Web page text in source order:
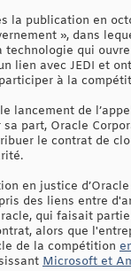
la publication en
», dans
technologie qui
lien avec JEDI et
à la
lancement de
sa part, Oracle
le contrat de
en justice
des liens entre
qui faisait
alors que
de la compétition
Microsoft et